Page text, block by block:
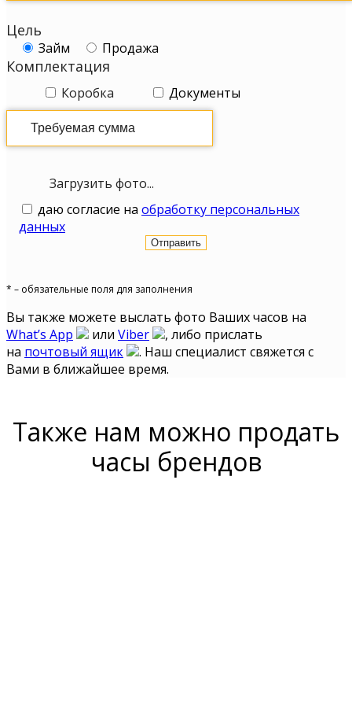
Цель
Займ Продажа
Комплектация
Коробка Документы
Загрузить фото...
даю согласие на обработку персональных
данных
* – обязательные поля для заполнения
Вы также можете выслать фото Ваших часов на
What’s App
или Viber
, либо прислать
на почтовый ящик
. Наш специалист свяжется с
Вами в ближайшее время.
Также нам можно продать
часы брендов